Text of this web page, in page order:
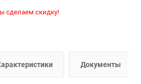
сделаем скидку!
Документы